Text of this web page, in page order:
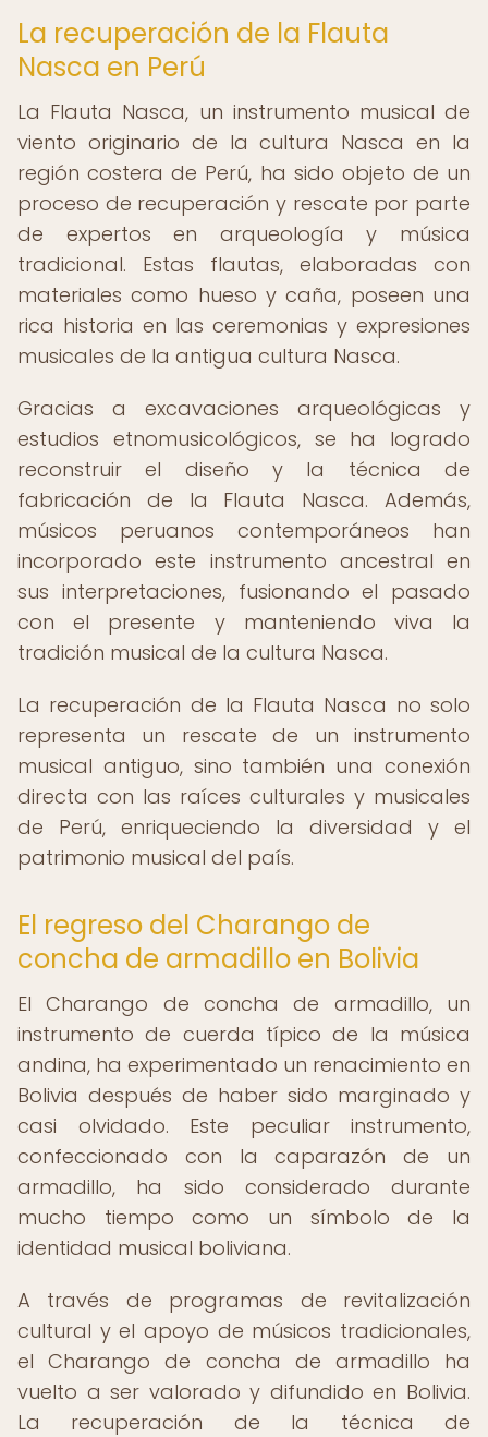
La recuperación de la Flauta
Nasca en Perú
La Flauta Nasca, un instrumento musical de
viento originario de la cultura Nasca en la
región costera de Perú, ha sido objeto de un
proceso de recuperación y rescate por parte
de expertos en arqueología y música
tradicional. Estas flautas, elaboradas con
materiales como hueso y caña, poseen una
rica historia en las ceremonias y expresiones
musicales de la antigua cultura Nasca.
Gracias a excavaciones arqueológicas y
estudios etnomusicológicos, se ha logrado
reconstruir el diseño y la técnica de
fabricación de la Flauta Nasca. Además,
músicos peruanos contemporáneos han
incorporado este instrumento ancestral en
sus interpretaciones, fusionando el pasado
con el presente y manteniendo viva la
tradición musical de la cultura Nasca.
La recuperación de la Flauta Nasca no solo
representa un rescate de un instrumento
musical antiguo, sino también una conexión
directa con las raíces culturales y musicales
de Perú, enriqueciendo la diversidad y el
patrimonio musical del país.
El regreso del Charango de
concha de armadillo en Bolivia
El Charango de concha de armadillo, un
instrumento de cuerda típico de la música
andina, ha experimentado un renacimiento en
Bolivia después de haber sido marginado y
casi olvidado. Este peculiar instrumento,
confeccionado con la caparazón de un
armadillo, ha sido considerado durante
mucho tiempo como un símbolo de la
identidad musical boliviana.
A través de programas de revitalización
cultural y el apoyo de músicos tradicionales,
el Charango de concha de armadillo ha
vuelto a ser valorado y difundido en Bolivia.
La recuperación de la técnica de